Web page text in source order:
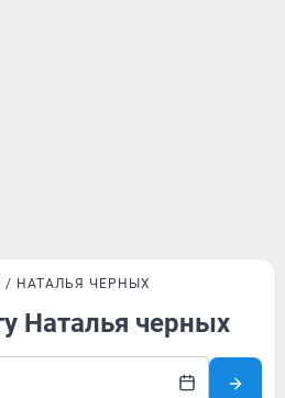
НАТАЛЬЯ ЧЕРНЫХ
Наталья черных